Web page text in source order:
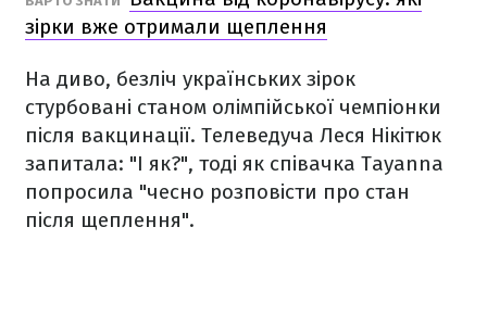
зірки вже отримали щеплення
На диво, безліч українських зірок
стурбовані станом олімпійської чемпіонки
після вакцинації. Телеведуча Леся Нікітюк
запитала: "І як?", тоді як співачка Tayanna
попросила "чесно розповісти про стан
після щеплення".